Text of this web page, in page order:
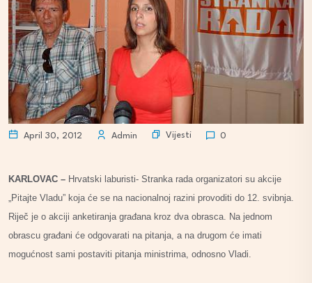
April 30, 2012 Admin Vijesti 0
KARLOVAC – Hrvatski laburisti- Stranka rada organizatori su akcije
„Pitajte Vladu” koja će se na nacionalnoj razini provoditi do 12. svibnja.
Riječ je o akciji anketiranja građana kroz dva obrasca. Na jednom
obrascu građani će odgovarati na pitanja, a na drugom će imati
mogućnost sami postaviti pitanja ministrima, odnosno Vladi.